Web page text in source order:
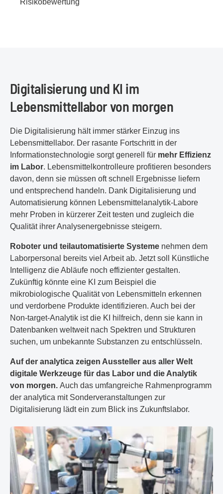
Risikobewertung
Digitalisierung und KI im
Lebensmittellabor von morgen
Die Digitalisierung hält immer stärker Einzug ins
Lebensmittellabor. Der rasante Fortschritt in der
Informationstechnologie sorgt generell für mehr Effizienz
im Labor. Lebensmittelkontrolleure profitieren besonders
davon, denn sie müssen oft schnell Ergebnisse liefern
und entsprechend handeln. Dank Digitalisierung und
Automatisierung können Lebensmittelanalytik-Labore
mehr Proben in kürzerer Zeit testen und zugleich die
Qualität ihrer Analysenergebnisse steigern.
Roboter und teilautomatisierte Systeme nehmen dem
Laborpersonal bereits viel Arbeit ab. Jetzt soll Künstliche
Intelligenz die Abläufe noch effizienter gestalten.
Zukünftig könnte eine KI zum Beispiel die
mikrobiologische Qualität von Lebensmitteln erkennen
und verdorbene Produkte identifizieren. Auch bei der
Non-target-Analytik ist die KI hilfreich, denn sie kann in
Datenbanken weltweit nach Spektren und Strukturen
suchen, um unbekannte Substanzen zu entschlüsseln.
Auf der analytica zeigen Aussteller aus aller Welt
digitale Werkzeuge für das Labor und die Analytik
von morgen. Auch das umfangreiche Rahmenprogramm
der analytica mit Sonderveranstaltungen zur
Digitalisierung lädt ein zum Blick ins Zukunftslabor.